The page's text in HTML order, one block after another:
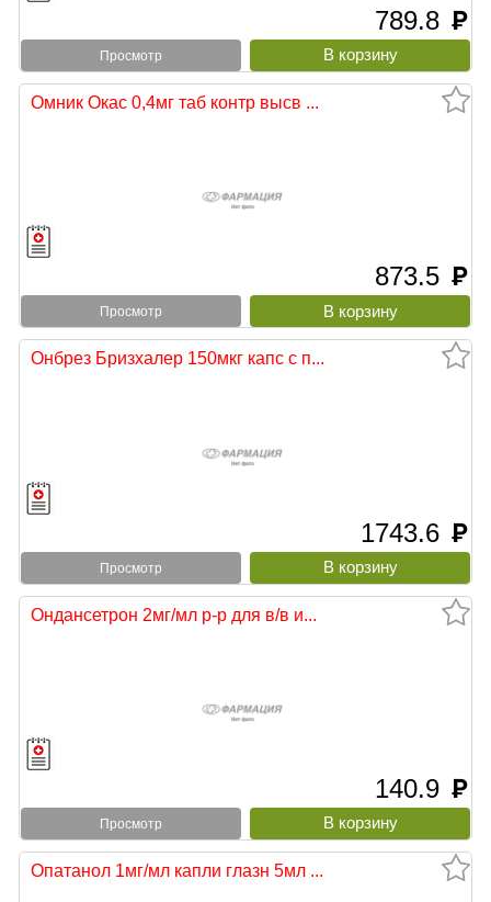
789.8 руб
Просмотр
Омник Окас 0,4мг таб контр высв ...
873.5 руб
Просмотр
Онбрез Бризхалер 150мкг капс с п...
1743.6 руб
Просмотр
Ондансетрон 2мг/мл р-р для в/в и...
140.9 руб
Просмотр
Опатанол 1мг/мл капли глазн 5мл ...